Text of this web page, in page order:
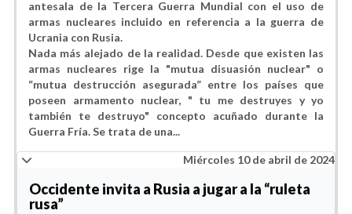
antesala de la Tercera Guerra Mundial con el uso de
armas nucleares incluido en referencia a la guerra de
Ucrania con Rusia.
Nada más alejado de la realidad. Desde que existen las
armas nucleares rige la "mutua disuasión nuclear" o
“mutua destrucción asegurada” entre los países que
poseen armamento nuclear, " tu me destruyes y yo
también te destruyo" concepto acuñado durante la
Guerra Fría. Se trata de una...
Miércoles 10 de abril de 2024
Occidente invita a Rusia a jugar a la “ruleta
rusa”